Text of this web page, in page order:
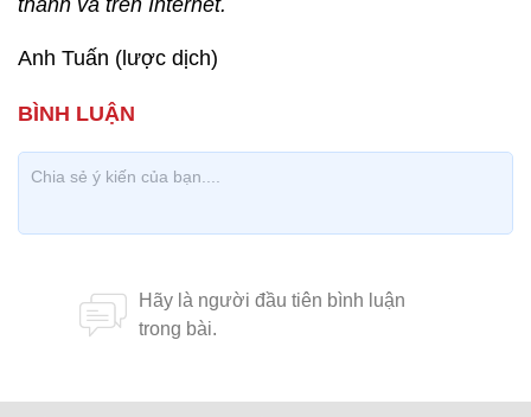
thanh và trên Internet.
Anh Tuấn (lược dịch)